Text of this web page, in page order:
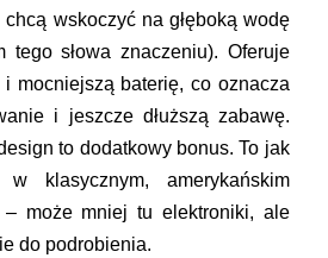
chcą wskoczyć na głęboką wodę
tego słowa znaczeniu). Oferuje
mocniejszą baterię, co oznacza
i jeszcze dłuższą zabawę.
to dodatkowy bonus. To jak
klasycznym, amerykańskim
– może mniej tu elektroniki, ale
do podrobienia.